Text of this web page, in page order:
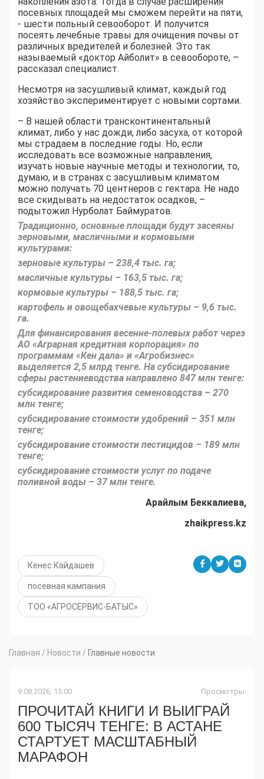
посевных площадей мы сможем перейти на пяти,
- шести польный севооборот. И получится
посеять лечебные травы для очищения почвы от
различных вредителей и болезней. Это так
называемый «доктор Айболит» в севообороте, –
рассказал специалист.
Несмотря на засушливый климат, каждый год
хозяйство экспериментирует с новыми сортами.
– В нашей области трансконтинентальный
климат, либо у нас дожди, либо засуха, от которой
мы страдаем в последние годы. Но, если
исследовать все возможные направления,
изучать новые научные методы и технологии, то,
думаю, и в странах с засушливым климатом
можно получать 70 центнеров с гектара. Не надо
все скидывать на недостаток осадков, –
подытожил Нурболат Баймуратов.
Традиционно, основные площади будут засеяны
зерновыми, масличными и кормовыми
культурами:
зерновые культуры – 238,4 тыс. га;
масличные культуры – 163,5 тыс. га;
кормовые культуры – 188,5 тыс. га;
картофель и овощебахчевые культуры – 9,6 тыс.
га.
Для финансирования весенне-полевых работ через
АО «Аграрная кредитная корпорация» по
программам «Кен дала» и «Агробизнес»
выделяется 2,5 млрд тенге. На субсидирование
сферы растениеводства направлено 847 млн тенге:
субсидирование развития семеноводства – 270
млн тенге;
субсидирование стоимости удобрений – 351 млн
тенге;
субсидирование стоимости пестицидов – 189 млн
тенге;
субсидирование стоимости услуг по подаче
поливной воды – 37 млн тенге.
Арайлым Беккалиева,
zhaikpress.kz
Кенес Кайдашев
посевная кампания
ТОО «АГРОСЕРВИС-БАТЫС»
Главная / Новости / Главные новости
9.08.2026, 15:00 Просмотры:
ПРОЧИТАЙ КНИГИ И ВЫИГРАЙ
600 ТЫСЯЧ ТЕНГЕ: В АСТАНЕ
СТАРТУЕТ МАСШТАБНЫЙ
МАРАФОН